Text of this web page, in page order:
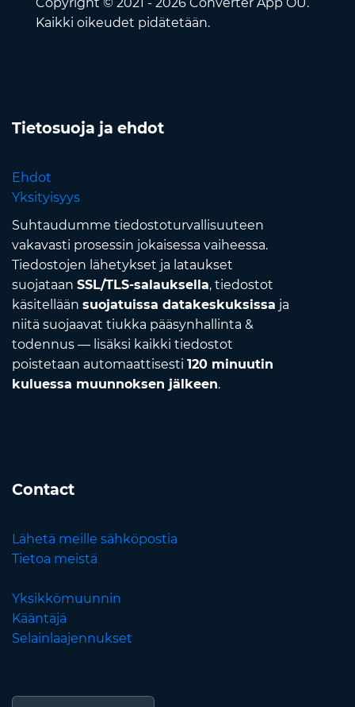
Kaikki oikeudet pidätetään.
Tietosuoja ja ehdot
Ehdot
Yksityisyys
Suhtaudumme tiedostoturvallisuuteen
vakavasti prosessin jokaisessa vaiheessa.
Tiedostojen lähetykset ja lataukset
suojataan SSL/TLS-salauksella, tiedostot
käsitellään suojatuissa datakeskuksissa ja
niitä suojaavat tiukka pääsynhallinta &
todennus — lisäksi kaikki tiedostot
poistetaan automaattisesti 120 minuutin
kuluessa muunnoksen jälkeen.
Contact
Lähetä meille sähköpostia
Tietoa meistä
Yksikkömuunnin
Kääntäjä
Selainlaajennukset